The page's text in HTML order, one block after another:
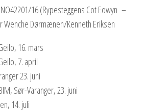
16 (Rypesteggens Cot Eowyn –
Wenche Dørmænen/Kenneth Eriksen
16. mars
7. april
23. juni
Sør-Varanger, 23. juni
14. juli